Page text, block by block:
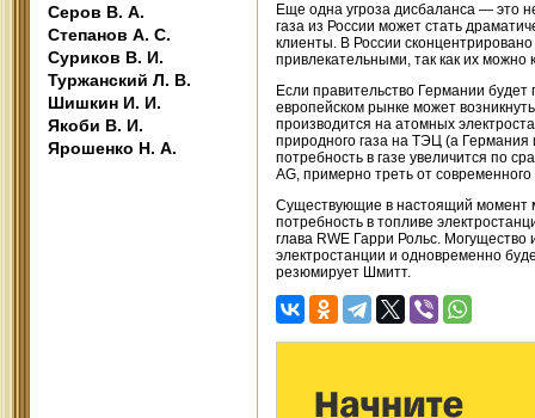
Серов В. А.
Степанов А. С.
Суриков В. И.
Туржанский Л. В.
Шишкин И. И.
Якоби В. И.
Ярошенко Н. А.
Еще одна угроза дисбаланса — это
газа из России может стать
клиенты. В России
привлекательными, так как их можно
Если правительство Германии
европейском рынке может
производится на атомных
природного газа на ТЭЦ (а Германия
потребность в газе увеличится по
AG, примерно треть от
Существующие в настоящий момент
потребность в топливе
глава RWE Гарри Рольс.
электростанции и одновременно
резюмирует Шмитт.